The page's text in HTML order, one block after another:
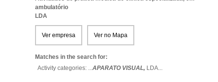
ambulatório
LDA
Ver empresa Ver no Mapa
Matches in the search for:
Activity categories: ...APARATO VISUAL, LDA...